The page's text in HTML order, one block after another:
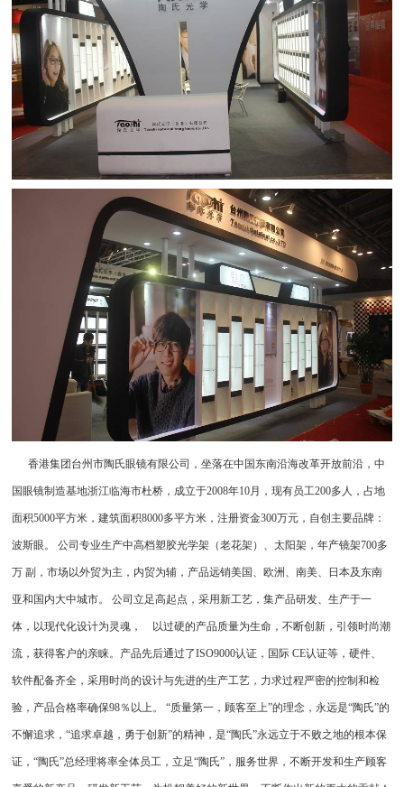
香港集团台州市陶氏眼镜有限公司，坐落在中国东南沿海改革开放前沿，中
国眼镜制造基地浙江临海市杜桥，成立于2008年10月，现有员工200多人，占地
面积5000平方米，建筑面积8000多平方米，注册资金300万元，自创主要品牌：
波斯眼。 公司专业生产中高档塑胶光学架（老花架）、太阳架，年产镜架700多
万 副，市场以外贸为主，内贸为辅，产品远销美国、欧洲、南美、日本及东南
亚和国内大中城市。 公司立足高起点，采用新工艺，集产品研发、生产于一
体，以现代化设计为灵魂， 以过硬的产品质量为生命，不断创新，引领时尚潮
流，获得客户的亲睐。产品先后通过了ISO9000认证，国际 CE认证等，硬件、
软件配备齐全，采用时尚的设计与先进的生产工艺，力求过程严密的控制和检
验，产品合格率确保98％以上。 “质量第一，顾客至上”的理念，永远是“陶氏”的
不懈追求，“追求卓越，勇于创新”的精神，是“陶氏”永远立于不败之地的根本保
证，“陶氏”总经理将率全体员工，立足“陶氏”，服务世界，不断开发和生产顾客